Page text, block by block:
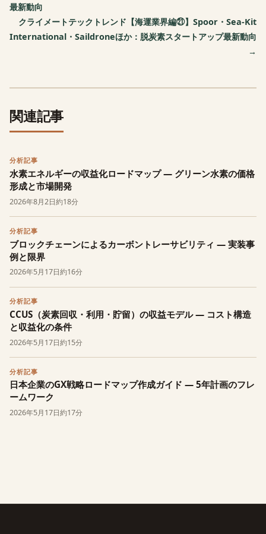
最新動向
クライメートテックトレンド【海運業界編㉑】Spoor・Sea-Kit
International・Saildroneほか：脱炭素スタートアップ最新動向
→
関連記事
分析記事
水素エネルギーの収益化ロードマップ — グリーン水素の価格
形成と市場開発
2026年8月2日約18分
分析記事
ブロックチェーンによるカーボントレーサビリティ — 実装事
例と限界
2026年5月17日約16分
分析記事
CCUS（炭素回収・利用・貯留）の収益モデル — コスト構造
と収益化の条件
2026年5月17日約15分
分析記事
日本企業のGX戦略ロードマップ作成ガイド — 5年計画のフレ
ームワーク
2026年5月17日約17分